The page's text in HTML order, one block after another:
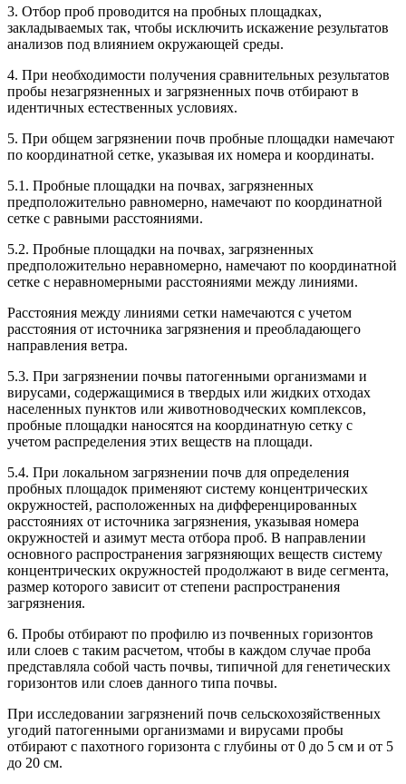
3. Отбор проб проводится на пробных площадках,
закладываемых так, чтобы исключить искажение результатов
анализов под влиянием окружающей среды.
4. При необходимости получения сравнительных результатов
пробы незагрязненных и загрязненных почв отбирают в
идентичных естественных условиях.
5. При общем загрязнении почв пробные площадки намечают
по координатной сетке, указывая их номера и координаты.
5.1. Пробные площадки на почвах, загрязненных
предположительно равномерно, намечают по координатной
сетке с равными расстояниями.
5.2. Пробные площадки на почвах, загрязненных
предположительно неравномерно, намечают по координатной
сетке с неравномерными расстояниями между линиями.
Расстояния между линиями сетки намечаются с учетом
расстояния от источника загрязнения и преобладающего
направления ветра.
5.3. При загрязнении почвы патогенными организмами и
вирусами, содержащимися в твердых или жидких отходах
населенных пунктов или животноводческих комплексов,
пробные площадки наносятся на координатную сетку с
учетом распределения этих веществ на площади.
5.4. При локальном загрязнении почв для определения
пробных площадок применяют систему концентрических
окружностей, расположенных на дифференцированных
расстояниях от источника загрязнения, указывая номера
окружностей и азимут места отбора проб. В направлении
основного распространения загрязняющих веществ систему
концентрических окружностей продолжают в виде сегмента,
размер которого зависит от степени распространения
загрязнения.
6. Пробы отбирают по профилю из почвенных горизонтов
или слоев с таким расчетом, чтобы в каждом случае проба
представляла собой часть почвы, типичной для генетических
горизонтов или слоев данного типа почвы.
При исследовании загрязнений почв сельскохозяйственных
угодий патогенными организмами и вирусами пробы
отбирают с пахотного горизонта с глубины от 0 до 5 см и от 5
до 20 см.